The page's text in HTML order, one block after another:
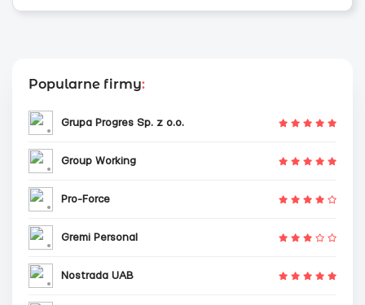
Popularne firmy:
Grupa Progres Sp. z o.o.
Group Working
Pro-Force
Gremi Personal
Nostrada UAB